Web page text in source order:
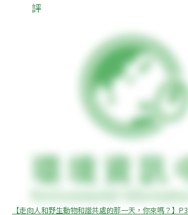
評
【走向人和野生動物和諧共處的那一天，你來嗎？】P3